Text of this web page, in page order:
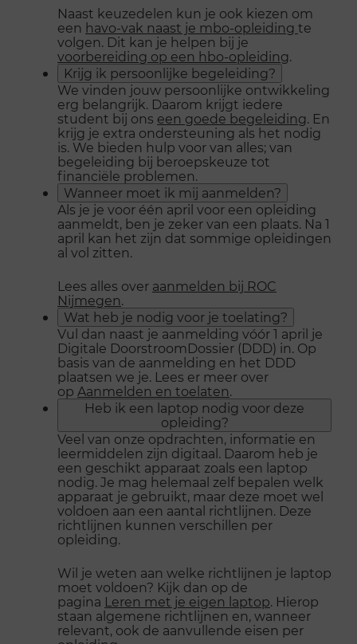
Naast keuzedelen kun je ook kiezen om
een havo-vak naast je mbo-opleiding te
volgen. Dit kan je helpen bij je
voorbereiding op een hbo-opleiding.
Krijg ik persoonlijke begeleiding?
We vinden jouw persoonlijke ontwikkeling
erg belangrijk. Daarom krijgt iedere
student bij ons een goede begeleiding. En
krijg je extra ondersteuning als het nodig
is. We bieden hulp voor van alles; van
begeleiding bij beroepskeuze tot
financiële problemen.
Wanneer moet ik mij aanmelden?
Als je je voor één april voor een opleiding
aanmeldt, ben je zeker van een plaats. Na 1
april kan het zijn dat sommige opleidingen
al vol zitten.
Lees alles over aanmelden bij ROC
Nijmegen.
Wat heb je nodig voor je toelating?
Vul dan naast je aanmelding vóór 1 april je
Digitale DoorstroomDossier (DDD) in. Op
basis van de aanmelding en het DDD
plaatsen we je. Lees er meer over
op Aanmelden en toelaten.
Heb ik een laptop nodig voor deze
opleiding?
Veel van onze opdrachten, informatie en
leermiddelen zijn digitaal. Daarom heb je
een geschikt apparaat zoals een laptop
nodig. Je mag helemaal zelf bepalen welk
apparaat je gebruikt, maar deze moet wel
voldoen aan een aantal richtlijnen. Deze
richtlijnen kunnen verschillen per
opleiding.
Wil je weten aan welke richtlijnen je laptop
moet voldoen? Kijk dan op de
pagina Leren met je eigen laptop. Hierop
staan algemene richtlijnen en, wanneer
relevant, ook de aanvullende eisen per